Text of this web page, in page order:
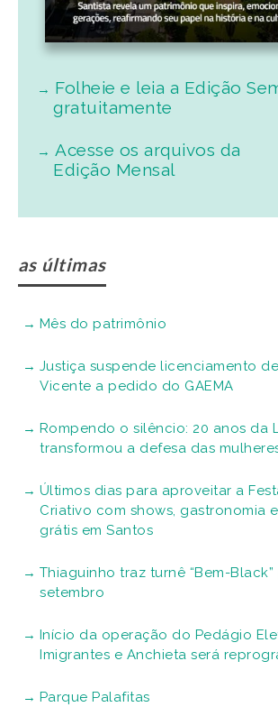
Folheie e leia a Edição
gratuitamente
Acesse os arquivos da
Edição Mensal
as últimas
Mês do patrimônio
Justiça suspende licenciamento
Vicente a pedido do GAEMA
Rompendo o silêncio: 20 anos da
transformou a defesa das
Últimos dias para aproveitar a
Criativo com shows, gastronomia
grátis em Santos
Thiaguinho traz turnê “Bem-
setembro
Início da operação do Pedágio
Imigrantes e Anchieta será
Parque Palafitas